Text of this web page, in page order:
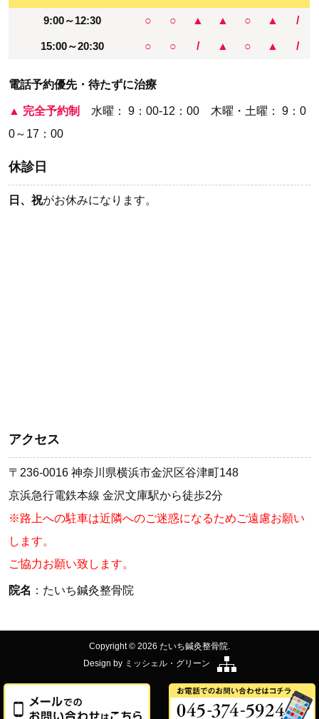
9:00～12:30 ○ ○ ▲ ▲ ○ ▲ /
15:00～20:30 ○ ○ / ▲ ○ ▲ /
電話予約優先・待たずに治療
▲ 完全予約制 水曜： 9：00-12：00 木曜・土曜： 9：0
0～17：00
休診日
日、祝がお休みになります。
アクセス
〒236-0016 神奈川県横浜市金沢区谷津町148
京浜急行電鉄本線 金沢文庫駅から徒歩2分
※路上への駐車は近隣へのご迷惑になるためご遠慮お願い
します。
ご協力お願い致します。
院名 ：たいち鍼灸整骨院
Copyright © 2026 たいち鍼灸整骨院.
Design by ミッシェル・グリーン